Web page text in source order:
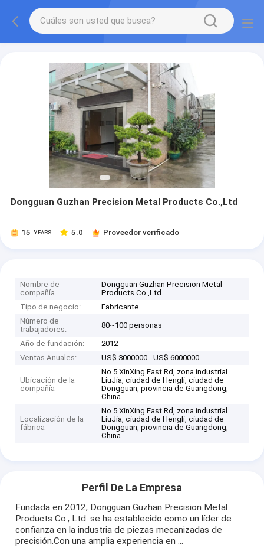
Dongguan Guzhan Precision Metal Products Co.,Ltd
15 YEARS 5.0 Proveedor verificado
Nombre de
compañía
Dongguan Guzhan Precision Metal
Products Co.,Ltd
Tipo de negocio:
Fabricante
Número de
trabajadores:
80~100 personas
Año de fundación:
2012
Ventas Anuales:
US$ 3000000 - US$ 6000000
Ubicación de la
compañía
No 5 XinXing East Rd, zona industrial
LiuJia, ciudad de Hengli, ciudad de
Dongguan, provincia de Guangdong,
China
Localización de la
fábrica
No 5 XinXing East Rd, zona industrial
LiuJia, ciudad de Hengli, ciudad de
Dongguan, provincia de Guangdong,
China
Perfil De La Empresa
Fundada en 2012, Dongguan Guzhan Precision Metal
Products Co., Ltd. se ha establecido como un líder de
confianza en la industria de piezas mecanizadas de
precisión.Con una amplia experiencia en ...